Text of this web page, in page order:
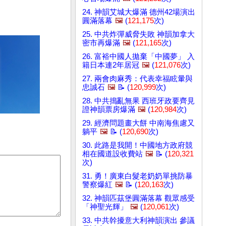
24. 神韻艾城大爆滿 德州42場演出
圓滿落幕 🖼️ (121,175次)
25. 中共炸彈威脅失敗 神韻加拿大
密市再爆滿 🖼️ (121,165次)
26. 富裕中國人拋棄「中國夢」 入
籍日本連2年居冠 🖼️ (121,076次)
27. 兩會肉麻秀：代表幸福眩暈與
忠誠石 🖼️ 📝 (120,999次)
28. 中共搗亂無果 西班牙政要齊見
證神韻票房爆滿 🖼️ (120,984次)
29. 經濟問題畫大餅 中南海焦慮又
躺平 🖼️ 📝 (120,690次)
30. 此路是我開！中國地方政府競
相在國道設收費站 🖼️ 📝 (120,321
次)
31. 勇！廣東白髮老奶奶單挑防暴
警察爆紅 🖼️ 📝 (120,163次)
32. 神韻匹茲堡圓滿落幕 觀眾感受
「神聖光輝」
🖼️ (120,061次)
33. 中共幹擾意大利神韻演出 參議